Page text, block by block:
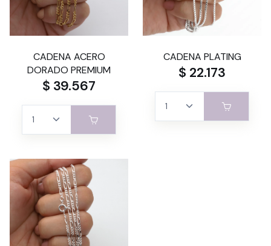
CADENA ACERO
DORADO PREMIUM
$ 39.567
CADENA PLATING
$ 22.173